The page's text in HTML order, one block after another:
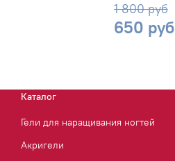
1 800 руб
650 руб
Каталог
Гели для наращивания ногтей
Акригели